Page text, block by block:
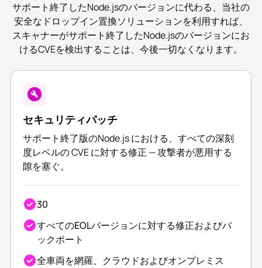
サポート終了したNode.jsのバージョンに代わる、当社の
安全なドロップイン置換ソリューションを利用すれば、
スキャナーがサポート終了したNode.jsのバージョンにお
けるCVEを検出することは、今後一切なくなります。
セキュリティパッチ
サポート終了版のNode.js における、すべての深刻
度レベルの CVE に対する修正 — 攻撃者が悪用する
隙を塞ぐ。
30
すべてのEOLバージョンに対する修正およびバ
ックポート
全車両を網羅、クラウドおよびオンプレミス